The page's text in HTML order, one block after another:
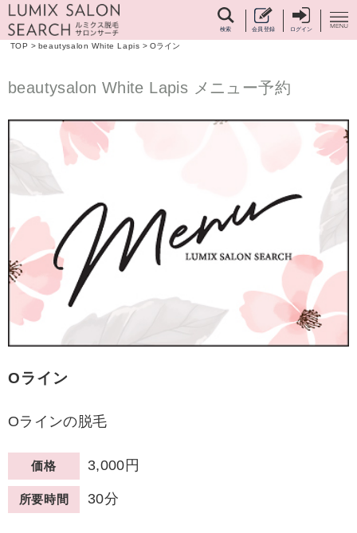
検索 会員登録 ログイン
TOP > beautysalon White Lapis > Oライン
beautysalon White Lapis メニュー予約
Oライン
Oラインの脱毛
価格 3,000円
所要時間 30分